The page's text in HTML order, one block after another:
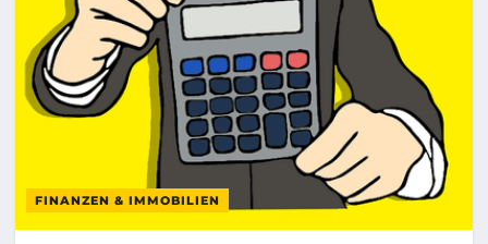
FINANZEN & IMMOBILIEN